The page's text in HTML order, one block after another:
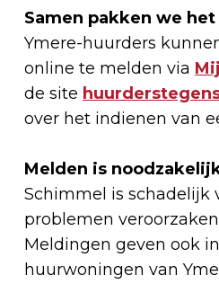
Samen pakken we het
Ymere-huurders
online te melden via
de site
over het indienen van
Melden is
Schimmel is schadelijk
problemen
Meldingen geven ook
huurwoningen van